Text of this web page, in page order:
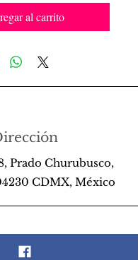
al carrito
Prado Churubusco,
CDMX, México
Teléfono